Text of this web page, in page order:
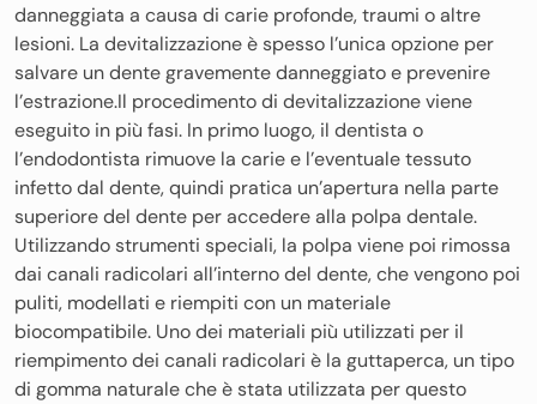
danneggiata a causa di carie profonde, traumi o altre
lesioni. La devitalizzazione è spesso l’unica opzione per
salvare un dente gravemente danneggiato e prevenire
l’estrazione.Il procedimento di devitalizzazione viene
eseguito in più fasi. In primo luogo, il dentista o
l’endodontista rimuove la carie e l’eventuale tessuto
infetto dal dente, quindi pratica un’apertura nella parte
superiore del dente per accedere alla polpa dentale.
Utilizzando strumenti speciali, la polpa viene poi rimossa
dai canali radicolari all’interno del dente, che vengono poi
puliti, modellati e riempiti con un materiale
biocompatibile. Uno dei materiali più utilizzati per il
riempimento dei canali radicolari è la guttaperca, un tipo
di gomma naturale che è stata utilizzata per questo